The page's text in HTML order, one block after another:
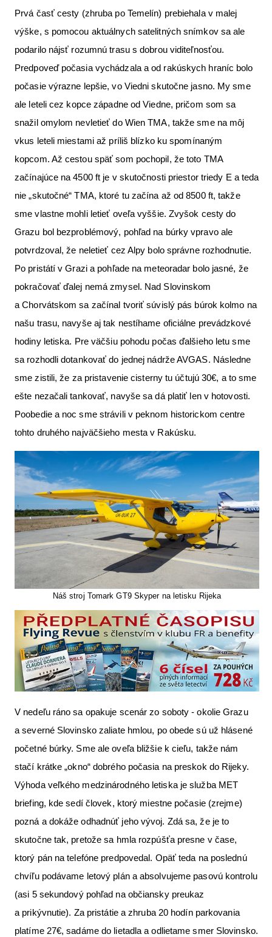
Prvá časť cesty (zhruba po Temelín) prebiehala v malej
výške, s pomocou aktuálnych satelitných snímkov sa ale
podarilo nájsť rozumnú trasu s dobrou viditeľnosťou.
Predpoveď počasia vychádzala a od rakúskych hraníc bolo
počasie výrazne lepšie, vo Viedni skutočne jasno. My sme
ale leteli cez kopce západne od Viedne, pričom som sa
snažil omylom nevletieť do Wien TMA, takže sme na môj
vkus leteli miestami až príliš blízko ku spomínaným
kopcom. Až cestou späť som pochopil, že toto TMA
začínajúce na 4500 ft je v skutočnosti priestor triedy E a teda
nie „skutočné“ TMA, ktoré tu začína až od 8500 ft, takže
sme vlastne mohli letieť oveľa vyššie. Zvyšok cesty do
Grazu bol bezproblémový, pohľad na búrky vpravo ale
potvrdzoval, že neletieť cez Alpy bolo správne rozhodnutie.
Po pristátí v Grazi a pohľade na meteoradar bolo jasné, že
pokračovať ďalej nemá zmysel. Nad Slovinskom
a Chorvátskom sa začínal tvoriť súvislý pás búrok kolmo na
našu trasu, navyše aj tak nestíhame oficiálne prevádzkové
hodiny letiska. Pre väčšiu pohodu počas ďalšieho letu sme
sa rozhodli dotankovať do jednej nádrže AVGAS. Následne
sme zistili, že za pristavenie cisterny tu účtujú 30€, a to sme
ešte nezačali tankovať, navyše sa dá platiť len v hotovosti.
Poobedie a noc sme strávili v peknom historickom centre
tohto druhého najväčšieho mesta v Rakúsku.
Náš stroj Tomark GT9 Skyper na letisku Rijeka
V nedeľu ráno sa opakuje scenár zo soboty - okolie Grazu
a severné Slovinsko zaliate hmlou, po obede sú už hlásené
početné búrky. Sme ale oveľa bližšie k cieľu, takže nám
stačí krátke „okno“ dobrého počasia na preskok do Rijeky.
Výhoda veľkého medzinárodného letiska je služba MET
briefing, kde sedí človek, ktorý miestne počasie (zrejme)
pozná a dokáže odhadnúť jeho vývoj. Zdá sa, že je to
skutočne tak, pretože sa hmla rozpúšťa presne v čase,
ktorý pán na telefóne predpovedal. Opäť teda na poslednú
chvíľu podávame letový plán a absolvujeme pasovú kontrolu
(asi 5 sekundový pohľad na občiansky preukaz
a prikývnutie). Za pristátie a zhruba 20 hodín parkovania
platíme 27€, sadáme do lietadla a odlietame smer Slovinsko.